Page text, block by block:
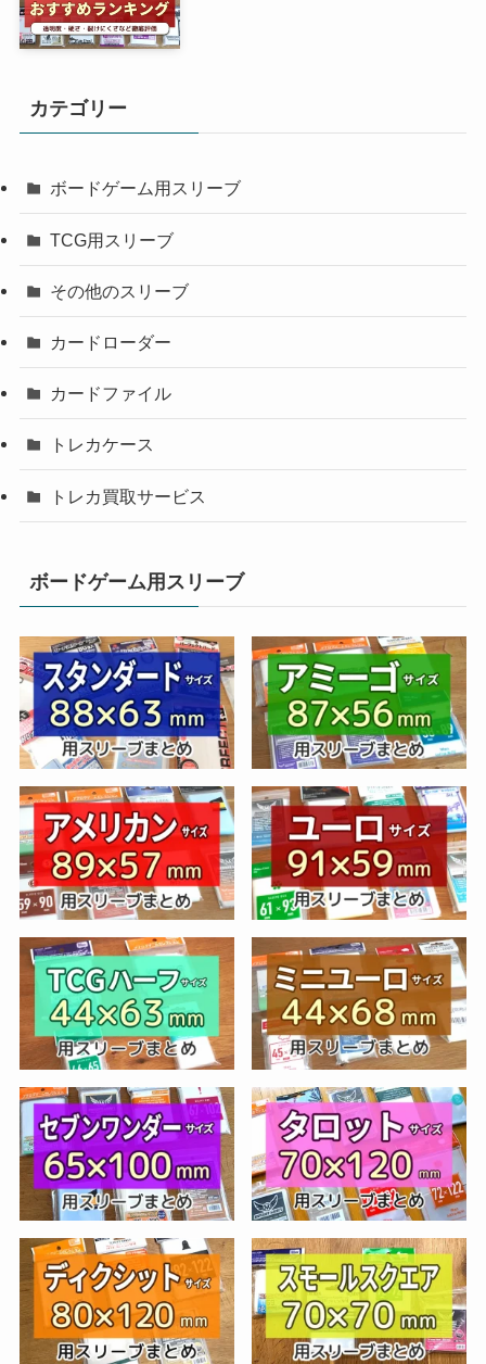
カテゴリー
ボードゲーム用スリーブ
TCG用スリーブ
その他のスリーブ
カードローダー
カードファイル
トレカケース
トレカ買取サービス
ボードゲーム用スリーブ